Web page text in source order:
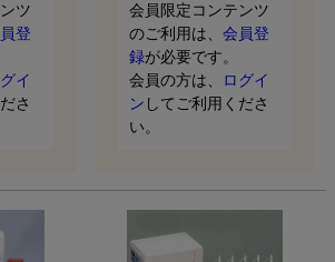
ツ
登
イ
さ
会員限定コンテンツ
のご利用は、 会員登
録が必要です。
会員の方は、
ログイ
ン してご利用くださ
い。